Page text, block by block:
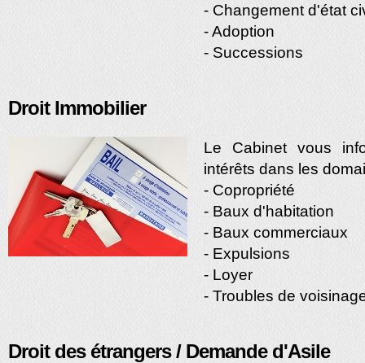
- Changement d'état
- Adoption
- Successions
Droit Immobilier
Le Cabinet vous
intérêts dans les
- Copropriété
- Baux d'habitation
- Baux commerciaux
- Expulsions
- Loyer
- Troubles de
Droit des étrangers / Demande d'Asile